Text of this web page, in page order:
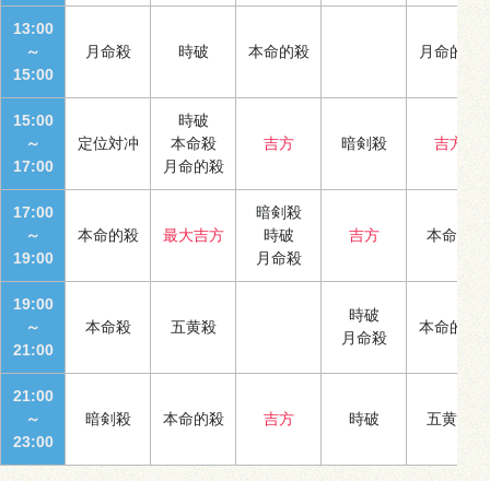
13:00
～
15:00
月命殺 時破 本命的殺 月命的殺
15:00
～
17:00
定位対冲
時破
本命殺
月命的殺
吉方 暗剣殺 吉方
17:00
～
19:00
本命的殺 最大吉方
暗剣殺
時破
月命殺
吉方 本命殺
19:00
～
21:00
本命殺 五黄殺
時破
月命殺
本命的殺
21:00
～
23:00
暗剣殺 本命的殺 吉方 時破 五黄殺